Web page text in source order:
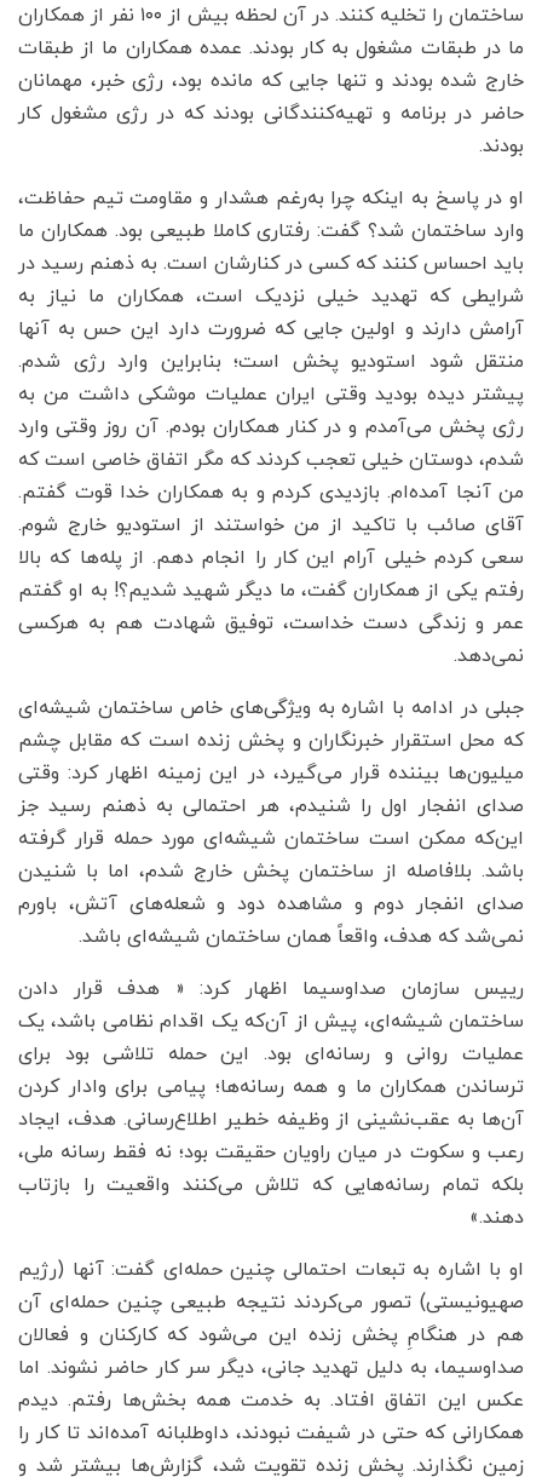
ساختمان را تخلیه کنند. در آن لحظه بیش از ۱۰۰ نفر از همکاران
ما در طبقات مشغول به کار بودند. عمده همکاران ما از طبقات
خارج شده بودند و تنها جایی که مانده بود، رژی خبر، مهمانان
حاضر در برنامه و تهیه‌کنندگانی بودند که در رژی مشغول کار
بودند.
او در پاسخ به اینکه چرا به‌رغم هشدار و مقاومت تیم حفاظت،
وارد ساختمان شد؟ گفت: رفتاری کاملا طبیعی بود. همکاران ما
باید احساس کنند که کسی در کنارشان است. به ذهنم رسید در
شرایطی که تهدید خیلی نزدیک است، همکاران ما نیاز به
آرامش دارند و اولین جایی که ضرورت دارد این حس به آنها
منتقل شود استودیو پخش است؛ بنابراین وارد رژی شدم.
پیشتر دیده بودید وقتی ایران عملیات موشکی داشت من به
رژی پخش می‌آمدم و در کنار همکاران بودم. آن روز وقتی وارد
شدم، دوستان خیلی تعجب کردند که مگر اتفاق خاصی است که
من آنجا آمده‌ام. بازدیدی کردم و به همکاران خدا قوت گفتم.
آقای صائب با تاکید از من خواستند از استودیو خارج شوم.
سعی کردم خیلی آرام این کار را انجام دهم. از پله‌ها که بالا
رفتم یکی از همکاران گفت، ما دیگر شهید شدیم؟! به او گفتم
عمر و زندگی دست خداست، توفیق شهادت هم به هرکسی
نمی‌دهد.
جبلی در ادامه با اشاره به ویژگی‌های خاص ساختمان شیشه‌ای
که محل استقرار خبرنگاران و پخش زنده است که مقابل چشم
میلیون‌ها بیننده قرار می‌گیرد، در این زمینه اظهار کرد: وقتی
صدای انفجار اول را شنیدم، هر احتمالی به ذهنم رسید جز
این‌که ممکن است ساختمان شیشه‌ای مورد حمله قرار گرفته
باشد. بلافاصله از ساختمان پخش خارج شدم، اما با شنیدن
صدای انفجار دوم و مشاهده دود و شعله‌های آتش، باورم
نمی‌شد که هدف، واقعاً همان ساختمان شیشه‌ای باشد.
رییس سازمان صداوسیما اظهار کرد: « هدف قرار دادن
ساختمان شیشه‌ای، پیش از آن‌که یک اقدام نظامی باشد، یک
عملیات روانی و رسانه‌ای بود. این حمله تلاشی بود برای
ترساندن همکاران ما و همه رسانه‌ها؛ پیامی برای وادار کردن
آن‌ها به عقب‌نشینی از وظیفه خطیر اطلاع‌رسانی. هدف، ایجاد
رعب و سکوت در میان راویان حقیقت بود؛ نه فقط رسانه ملی،
بلکه تمام رسانه‌هایی که تلاش می‌کنند واقعیت را بازتاب
دهند.»
او با اشاره به تبعات احتمالی چنین حمله‌ای گفت: آنها (رژیم
صهیونیستی) تصور می‌کردند نتیجه طبیعی‌ چنین حمله‌ای آن
هم در هنگامِ پخش زنده این می‌شود که کارکنان و فعالان
صداوسیما، به دلیل تهدید جانی، دیگر سر کار حاضر نشوند. اما
عکس این اتفاق افتاد. به خدمت همه بخش‌ها رفتم. دیدم
همکارانی که حتی در شیفت نبودند، داوطلبانه آمده‌اند تا کار را
زمین نگذارند. پخش زنده تقویت شد، گزارش‌ها بیشتر شد و